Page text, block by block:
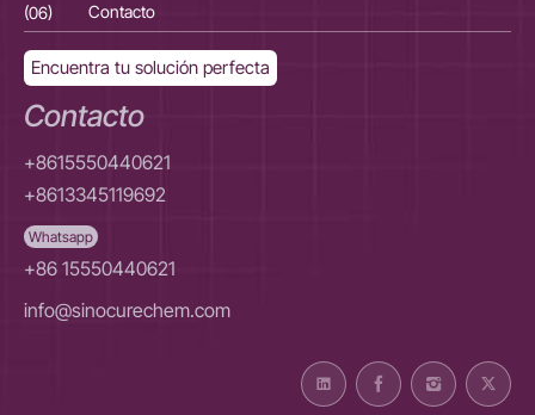
(06)
Contacto
Encuentra tu solución perfecta
Contacto
+8615550440621
+8613345119692
Whatsapp
+86 15550440621
info@sinocurechem.com